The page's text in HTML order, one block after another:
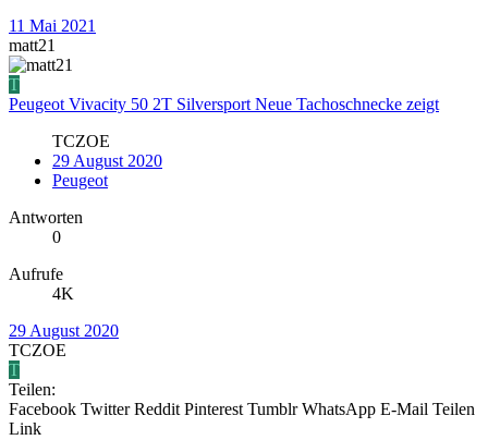
11 Mai 2021
matt21
T
Peugeot Vivacity 50 2T Silversport Neue Tachoschnecke zeigt
TCZOE
29 August 2020
Peugeot
Antworten
0
Aufrufe
4K
29 August 2020
TCZOE
T
Teilen:
Facebook Twitter Reddit Pinterest Tumblr WhatsApp E-Mail Teilen
Link